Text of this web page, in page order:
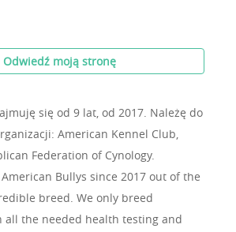
Odwiedź moją stronę
się od 9 lat, od 2017. Należę do
American Kennel Club,
Federation of Cynology.
Bullys since 2017 out of the
breed. We only breed
all the needed health testing and